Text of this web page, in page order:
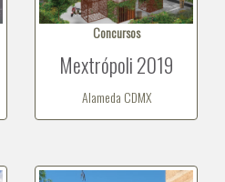
Concursos
Mextrópoli 2019
Alameda CDMX